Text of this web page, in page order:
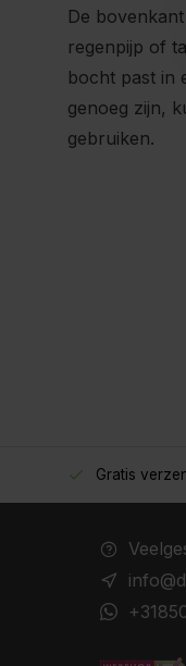
De
regenpijp of
bocht past in
genoeg zijn,
gebruiken.
Gratis